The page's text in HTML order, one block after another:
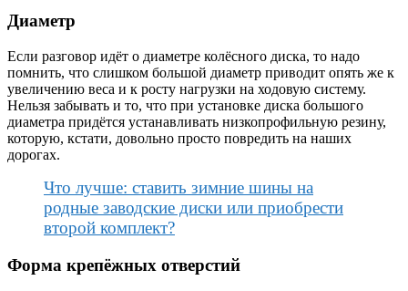
Диаметр
Если разговор идёт о диаметре колёсного диска, то надо
помнить, что слишком большой диаметр приводит опять же к
увеличению веса и к росту нагрузки на ходовую систему.
Нельзя забывать и то, что при установке диска большого
диаметра придётся устанавливать низкопрофильную резину,
которую, кстати, довольно просто повредить на наших
дорогах.
Что лучше: ставить зимние шины на
родные заводские диски или приобрести
второй комплект?
Форма крепёжных отверстий